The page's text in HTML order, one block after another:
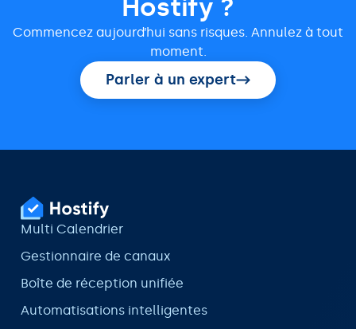
Hostify ?
Commencez aujourd’hui sans risques. Annulez à tout
moment.
Parler à un expert
Multi Calendrier
Gestionnaire de canaux
Boîte de réception unifiée
Automatisations intelligentes